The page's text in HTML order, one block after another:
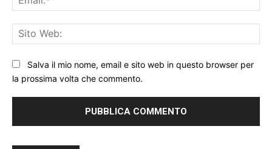
Salva il mio nome, email e sito web in questo browser per
la prossima volta che commento.